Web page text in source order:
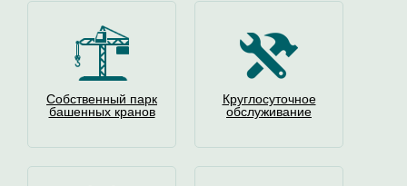
Собственный парк
башенных кранов
Круглосуточное
обслуживание